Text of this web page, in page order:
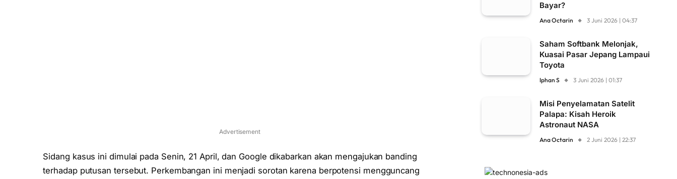
Advertisement
Sidang kasus ini dimulai pada Senin, 21 April, dan Google dikabarkan akan mengajukan banding
terhadap putusan tersebut. Perkembangan ini menjadi sorotan karena berpotensi mengguncang
Bayar?
Ana Octarin 3 Juni 2026 | 04:37
Saham Softbank Melonjak,
Kuasai Pasar Jepang Lampaui
Toyota
Iphan S 3 Juni 2026 | 01:37
Misi Penyelamatan Satelit
Palapa: Kisah Heroik
Astronaut NASA
Ana Octarin 2 Juni 2026 | 22:37